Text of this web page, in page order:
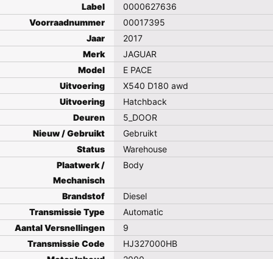
Label
0000627636
Voorraadnummer
00017395
Jaar
2017
Merk
JAGUAR
Model
E PACE
Uitvoering
X540 D180 awd
Uitvoering
Hatchback
Deuren
5_DOOR
Nieuw / Gebruikt
Gebruikt
Status
Warehouse
Plaatwerk /
Mechanisch
Body
Brandstof
Diesel
Transmissie Type
Automatic
Aantal Versnellingen
9
Transmissie Code
HJ327000HB